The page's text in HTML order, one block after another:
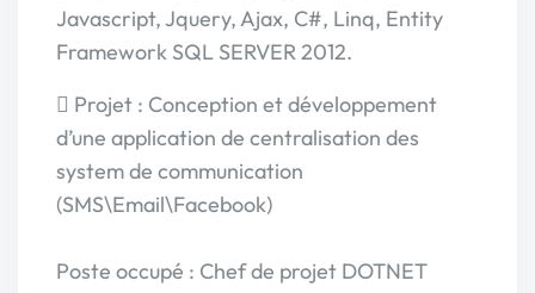
Javascript, Jquery, Ajax, C#, Linq, Entity
Framework SQL SERVER 2012.
 Projet : Conception et développement
d’une application de centralisation des
system de communication
(SMS\Email\Facebook)
Poste occupé : Chef de projet DOTNET